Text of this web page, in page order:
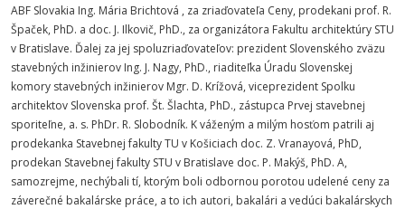
ABF Slovakia Ing. Mária Brichtová , za zriaďovateľa Ceny, prodekani prof. R.
Špaček, PhD. a doc. J. Ilkovič, PhD., za organizátora Fakultu architektúry STU
v Bratislave. Ďalej za jej spoluzriaďovateľov: prezident Slovenského zväzu
stavebných inžinierov Ing. J. Nagy, PhD., riaditeľka Úradu Slovenskej
komory stavebných inžinierov Mgr. D. Krížová, viceprezident Spolku
architektov Slovenska prof. Št. Šlachta, PhD., zástupca Prvej stavebnej
sporiteľne, a. s. PhDr. R. Slobodník. K váženým a milým hosťom patrili aj
prodekanka Stavebnej fakulty TU v Košiciach doc. Z. Vranayová, PhD,
prodekan Stavebnej fakulty STU v Bratislave doc. P. Makýš, PhD. A,
samozrejme, nechýbali tí, ktorým boli odbornou porotou udelené ceny za
záverečné bakalárske práce, a to ich autori, bakalári a vedúci bakalárskych